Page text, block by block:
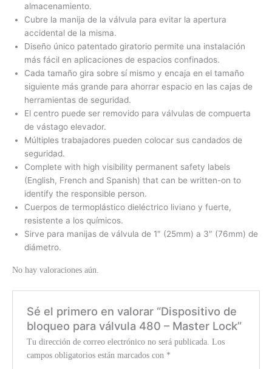
almacenamiento.
Cubre la manija de la válvula para evitar la apertura
accidental de la misma.
Diseño único patentado giratorio permite una instalación
más fácil en aplicaciones de espacios confinados.
Cada tamaño gira sobre sí mismo y encaja en el tamaño
siguiente más grande para ahorrar espacio en las cajas de
herramientas de seguridad.
El centro puede ser removido para válvulas de compuerta
de vástago elevador.
Múltiples trabajadores pueden colocar sus candados de
seguridad.
Complete with high visibility permanent safety labels
(English, French and Spanish) that can be written-on to
identify the responsible person.
Cuerpos de termoplástico dieléctrico liviano y fuerte,
resistente a los químicos.
Sirve para manijas de válvula de 1″ (25mm) a 3″ (76mm) de
diámetro.
No hay valoraciones aún.
Sé el primero en valorar “Dispositivo de
bloqueo para válvula 480 – Master Lock”
Tu dirección de correo electrónico no será publicada. Los
campos obligatorios están marcados con *